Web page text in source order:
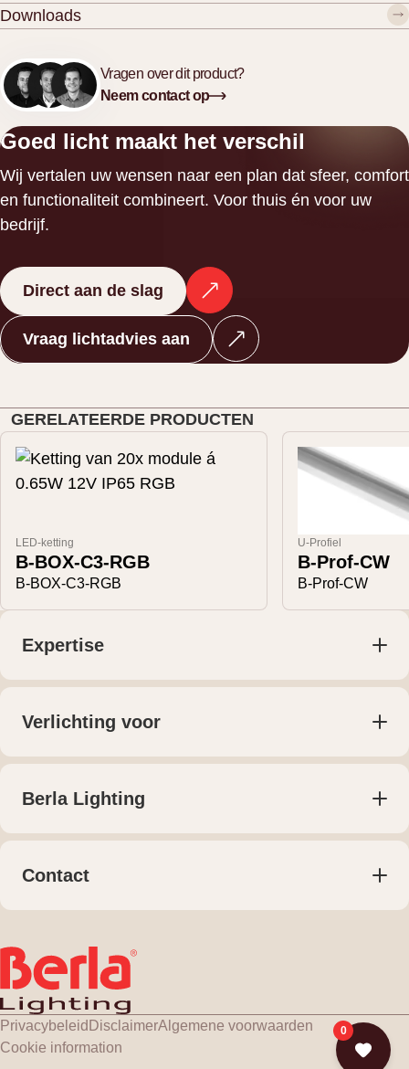
Downloads
Vragen over dit product?
Neem contact op
Goed licht maakt het verschil
Wij vertalen uw wensen naar een plan dat sfeer, comfort
en functionaliteit combineert. Voor thuis én voor uw
bedrijf.
Direct aan de slag
Vraag lichtadvies aan
GERELATEERDE PRODUCTEN
LED-ketting
B-BOX-C3-RGB
B-BOX-C3-RGB
U-Profiel
B-Prof-CW
B-Prof-CW
Expertise
Lichtplan voor particulieren
Lichtplan voor bedrijven
Projecten
Verlichting voor
Retail
Bedrijven
Horeca
Berla Lighting
Publicaties
Meest gestelde vragen
Klantenportaal
Contact
Hercules 8, Gilze
Routebeschrijving
Privacybeleid DisclaimerAlgemene voorwaarden
Cookie information
0